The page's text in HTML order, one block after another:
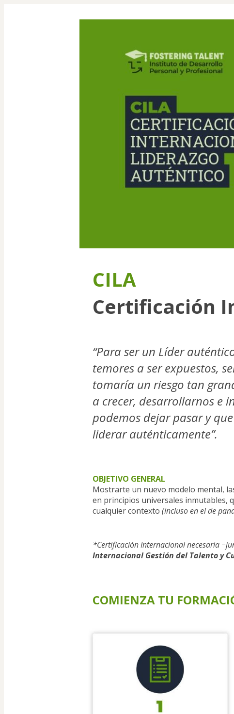
CILA
Certificación
“Para ser un Líder
temores a ser expuestos,
tomaría un riesgo tan
a crecer, desarrollarnos e
podemos dejar pasar y
liderar auténticamente”.
OBJETIVO GENERAL
Mostrarte un nuevo modelo mental,
en principios universales inmutables,
cualquier contexto (incluso en el de
*Certificación Internacional necesaria
Internacional Gestión del Talento y
COMIENZA TU